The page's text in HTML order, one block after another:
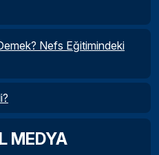
Nefs Eğitimindeki
MEDYA